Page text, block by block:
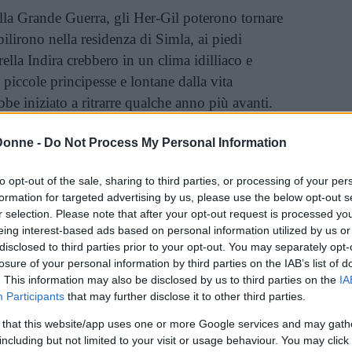
- Do Not Process My Personal Information
opt-out of the sale, sharing to third parties, or processing of your
for targeted advertising by us, please use the below opt-out
selection. Please note that after your opt-out request is processed
interest-based ads based on personal information utilized by us
to third parties prior to your opt-out. You may separately
of your personal information by third parties on the IAB’s list of
This information may also be disclosed by us to third parties on the
Participants that may further disclose it to other third parties.
that this website/app uses one or more Google services and may
but not limited to your visit or usage behaviour. You may
Grande Guerra, gli Her-Gil poterono tornare
nella residenza di Simla, ai piedi
Indira crebbero in un clima idilliaco e
principesse e lontane dalla vita
iniziato a ritrarre qualche anno più avanti.
rubrica “Storie di
Sher-Gil decise di trasferirsi a Parigi per
Arts. Fu proprio nella capitale parigina che
ribelle, immergendosi nella vita frizzante e
Anni Venti. Del resto, andare contro le
nuova cosa per lei. Da piccola era persino
religiosa che frequentava perché si era